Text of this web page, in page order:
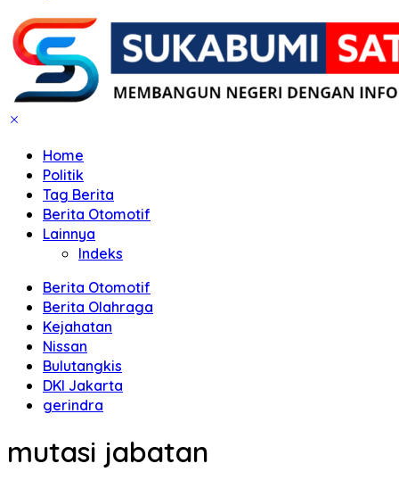
Home
Politik
Tag Berita
Berita Otomotif
Lainnya
Indeks
Berita Otomotif
Berita Olahraga
Kejahatan
Nissan
Bulutangkis
DKI Jakarta
gerindra
mutasi jabatan